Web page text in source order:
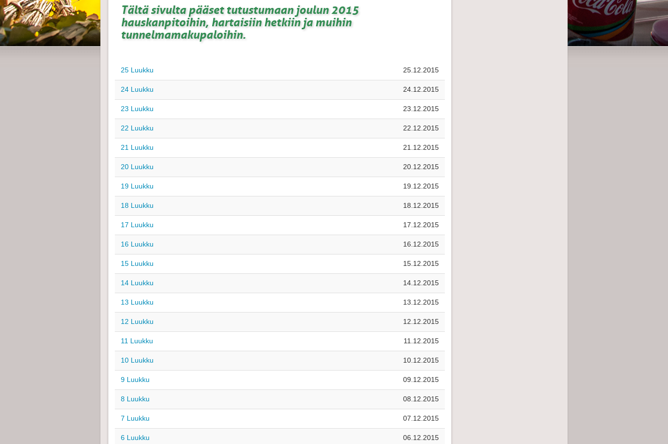
Tältä sivulta pääset tutustumaan joulun 2015
hauskanpitoihin, hartaisiin hetkiin ja muihin
tunnelmamakupaloihin.
25 Luukku 25.12.2015
24 Luukku 24.12.2015
23 Luukku 23.12.2015
22 Luukku 22.12.2015
21 Luukku 21.12.2015
20 Luukku 20.12.2015
19 Luukku 19.12.2015
18 Luukku 18.12.2015
17 Luukku 17.12.2015
16 Luukku 16.12.2015
15 Luukku 15.12.2015
14 Luukku 14.12.2015
13 Luukku 13.12.2015
12 Luukku 12.12.2015
11 Luukku 11.12.2015
10 Luukku 10.12.2015
9 Luukku 09.12.2015
8 Luukku 08.12.2015
7 Luukku 07.12.2015
6 Luukku 06.12.2015